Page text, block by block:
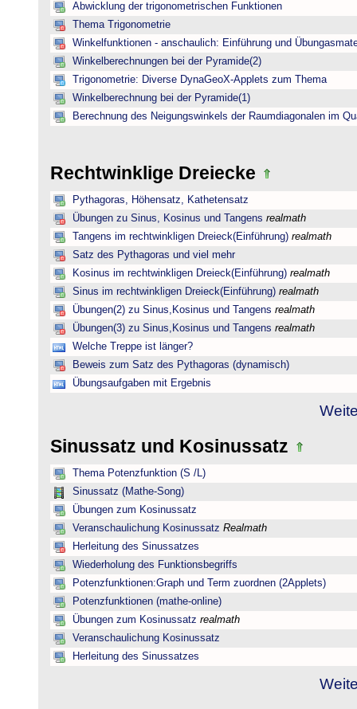
Abwicklung der trigonometrischen Funktionen
Thema Trigonometrie
Winkelfunktionen - anschaulich: Einführung und
Winkelberechnungen bei der Pyramide(2)
Trigonometrie: Diverse DynaGeoX-Applets zum Thema
Winkelberechnung bei der Pyramide(1)
Berechnung des Neigungswinkels der Raumdiagonalen im
Rechtwinklige Dreiecke
Pythagoras, Höhensatz, Kathetensatz
Übungen zu Sinus, Kosinus und Tangens realmath
Tangens im rechtwinkligen Dreieck(Einführung) realmath
Satz des Pythagoras und viel mehr
Kosinus im rechtwinkligen Dreieck(Einführung) realmath
Sinus im rechtwinkligen Dreieck(Einführung) realmath
Übungen(2) zu Sinus,Kosinus und Tangens realmath
Übungen(3) zu Sinus,Kosinus und Tangens realmath
Welche Treppe ist länger?
Beweis zum Satz des Pythagoras (dynamisch)
Übungsaufgaben mit Ergebnis
Sinussatz und Kosinussatz
Thema Potenzfunktion (S /L)
Sinussatz (Mathe-Song)
Übungen zum Kosinussatz
Veranschaulichung Kosinussatz Realmath
Herleitung des Sinussatzes
Wiederholung des Funktionsbegriffs
Potenzfunktionen:Graph und Term zuordnen (2Applets)
Potenzfunktionen (mathe-online)
Übungen zum Kosinussatz realmath
Veranschaulichung Kosinussatz
Herleitung des Sinussatzes